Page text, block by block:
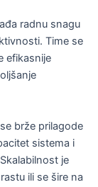
radnu snagu
Time se
efikasnije
brže prilagode
sistema i
je
ili se šire na